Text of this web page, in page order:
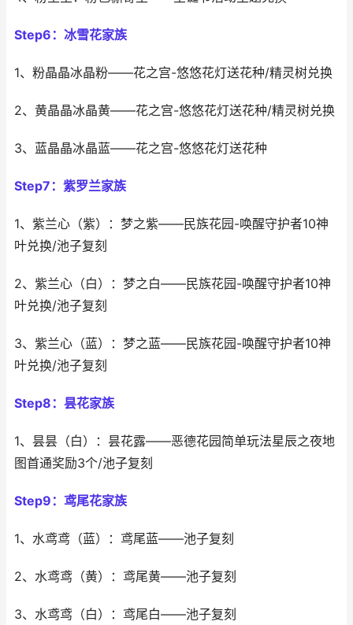
Step6：冰雪花家族
1、粉晶晶冰晶粉——花之宫-悠悠花灯送花种/精灵树兑换
2、黄晶晶冰晶黄——花之宫-悠悠花灯送花种/精灵树兑换
3、蓝晶晶冰晶蓝——花之宫-悠悠花灯送花种
Step7：紫罗兰家族
1、紫兰心（紫）：梦之紫——民族花园-唤醒守护者10神
叶兑换/池子复刻
2、紫兰心（白）：梦之白——民族花园-唤醒守护者10神
叶兑换/池子复刻
3、紫兰心（蓝）：梦之蓝——民族花园-唤醒守护者10神
叶兑换/池子复刻
Step8：昙花家族
1、昙昙（白）：昙花露——恶德花园简单玩法星辰之夜地
图首通奖励3个/池子复刻
Step9：鸢尾花家族
1、水鸢鸢（蓝）：鸢尾蓝——池子复刻
2、水鸢鸢（黄）：鸢尾黄——池子复刻
3、水鸢鸢（白）：鸢尾白——池子复刻